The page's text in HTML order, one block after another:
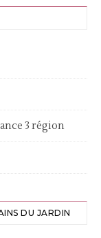
3 région
DU JARDIN